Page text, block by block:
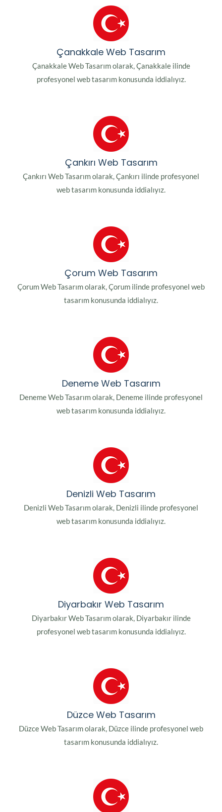
Çanakkale Web Tasarım
Çanakkale Web Tasarım olarak, Çanakkale ilinde
profesyonel web tasarım konusunda iddialıyız.
Çankırı Web Tasarım
Çankırı Web Tasarım olarak, Çankırı ilinde profesyonel
web tasarım konusunda iddialıyız.
Çorum Web Tasarım
Çorum Web Tasarım olarak, Çorum ilinde profesyonel web
tasarım konusunda iddialıyız.
Deneme Web Tasarım
Deneme Web Tasarım olarak, Deneme ilinde profesyonel
web tasarım konusunda iddialıyız.
Denizli Web Tasarım
Denizli Web Tasarım olarak, Denizli ilinde profesyonel
web tasarım konusunda iddialıyız.
Diyarbakır Web Tasarım
Diyarbakır Web Tasarım olarak, Diyarbakır ilinde
profesyonel web tasarım konusunda iddialıyız.
Düzce Web Tasarım
Düzce Web Tasarım olarak, Düzce ilinde profesyonel web
tasarım konusunda iddialıyız.